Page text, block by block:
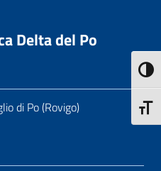
Delta del Po
di Po (Rovigo)